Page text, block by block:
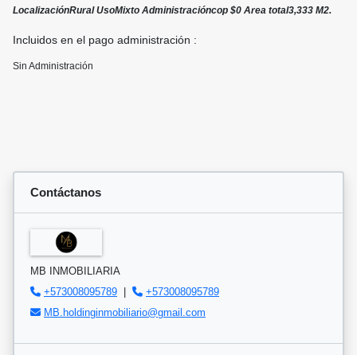
LocalizaciónRural UsoMixto Administracióncop $0 Area total3,333 M2.
Incluidos en el pago administración :
Sin Administración
Contáctanos
MB INMOBILIARIA
+573008095789 |
+573008095789
MB.holdinginmobiliario@gmail.com